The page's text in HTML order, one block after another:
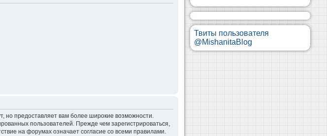
но предоставляет вам более широкие возможности.
пользователей. Прежде чем зарегистрироваться,
на форумах означает согласие со всеми правилами.
Твиты пользователя
@MishanitaBlog